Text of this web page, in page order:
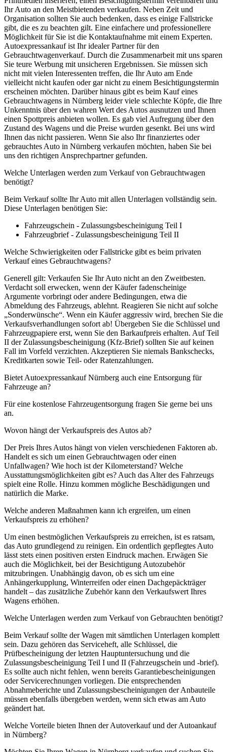
Ihr Auto an den Meistbietenden verkaufen. Neben Zeit und
Organisation sollten Sie auch bedenken, dass es einige Fallstricke
gibt, die es zu beachten gilt. Eine einfachere und professionellere
Möglichkeit für Sie ist die Kontaktaufnahme mit einem Experten.
Autoexpressankauf ist Ihr idealer Partner für den
Gebrauchtwagenverkauf. Durch die Zusammenarbeit mit uns sparen
Sie teure Werbung mit unsicheren Ergebnissen. Sie müssen sich
nicht mit vielen Interessenten treffen, die Ihr Auto am Ende
vielleicht nicht kaufen oder gar nicht zu einem Besichtigungstermin
erscheinen möchten. Darüber hinaus gibt es beim Kauf eines
Gebrauchtwagens in Nürnberg leider viele schlechte Köpfe, die Ihre
Unkenntnis über den wahren Wert des Autos ausnutzen und Ihnen
einen Spottpreis anbieten wollen. Es gab viel Aufregung über den
Zustand des Wagens und die Preise wurden gesenkt. Bei uns wird
Ihnen das nicht passieren. Wenn Sie also Ihr finanziertes oder
gebrauchtes Auto in Nürnberg verkaufen möchten, haben Sie bei
uns den richtigen Ansprechpartner gefunden.
Welche Unterlagen werden zum Verkauf von Gebrauchtwagen
benötigt?
Beim Verkauf sollte Ihr Auto mit allen Unterlagen vollständig sein.
Diese Unterlagen benötigen Sie:
Fahrzeugschein - Zulassungsbescheinigung Teil I
Fahrzeugbrief - Zulassungsbescheinigung Teil II
Welche Schwierigkeiten oder Fallstricke gibt es beim privaten
Verkauf eines Gebrauchtwagens?
Generell gilt: Verkaufen Sie Ihr Auto nicht an den Zweitbesten.
Verdacht soll erwecken, wenn der Käufer fadenscheinige
Argumente vorbringt oder andere Bedingungen, etwa die
Abmeldung des Fahrzeugs, ablehnt. Reagieren Sie nicht auf solche
„Sonderwünsche“. Wenn ein Käufer aggressiv wird, brechen Sie die
Verkaufsverhandlungen sofort ab! Übergeben Sie die Schlüssel und
Fahrzeugpapiere erst, wenn Sie den Barkaufpreis erhalten. Auf Teil
II der Zulassungsbescheinigung (Kfz-Brief) sollten Sie auf keinen
Fall im Vorfeld verzichten. Akzeptieren Sie niemals Bankschecks,
Kreditkarten sowie Teil- oder Ratenzahlungen.
Bietet Autoexpressankauf Nürnberg auch eine Entsorgung für
Fahrzeuge an?
Für eine kostenlose Fahrzeugentsorgung fragen Sie gerne bei uns
an.
Wovon hängt der Verkaufspreis des Autos ab?
Der Preis Ihres Autos hängt von vielen verschiedenen Faktoren ab.
Handelt es sich um einen Gebrauchtwagen oder einen
Unfallwagen? Wie hoch ist der Kilometerstand? Welche
Ausstattungsmöglichkeiten gibt es? Auch das Alter des Fahrzeugs
spielt eine Rolle. Hinzu kommen mögliche Beschädigungen und
natürlich die Marke.
Welche anderen Maßnahmen kann ich ergreifen, um einen
Verkaufspreis zu erhöhen?
Um einen bestmöglichen Verkaufspreis zu erreichen, ist es ratsam,
das Auto grundlegend zu reinigen. Ein ordentlich gepflegtes Auto
lässt stets einen positiven ersten Eindruck machen. Erwägen Sie
auch die Möglichkeit, bei der Besichtigung Autozubehör
mitzubringen. Unabhängig davon, ob es sich um eine
Anhängerkupplung, Winterreifen oder einen Dachgepäckträger
handelt – das zusätzliche Zubehör kann den Verkaufswert Ihres
Wagens erhöhen.
Welche Unterlagen werden zum Verkauf von Gebrauchten benötigt?
Beim Verkauf sollte der Wagen mit sämtlichen Unterlagen komplett
sein. Dazu gehören das Serviceheft, alle Schlüssel, die
Prüfbescheinigung der letzten Hauptuntersuchung und die
Zulassungsbescheinigung Teil I und II (Fahrzeugschein und -brief).
Es sollte auch nicht fehlen, wenn bereits Garantiebescheinigungen
oder Servicerechnungen vorliegen. Die entsprechenden
Abnahmeberichte und Zulassungsbescheinigungen der Anbauteile
müssen ebenfalls übergeben werden, wenn sich etwas am Auto
geändert hat.
Welche Vorteile bieten Ihnen der Autoverkauf und der Autoankauf
in Nürnberg?